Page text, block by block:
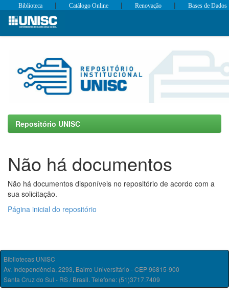
Skip
Biblioteca | Catálogo Online | Renovação | Bases de Dados
Repositório UNISC
Não há documentos
Não há documentos disponíveis no repositório de acordo com a
sua solicitação.
Página inicial do repositório
Bibliotecas UNISC
Av. Independência, 2293, Bairro Universitário - CEP 96815-900
Santa Cruz do Sul - RS / Brasil. Telefone: (51)3717.7409